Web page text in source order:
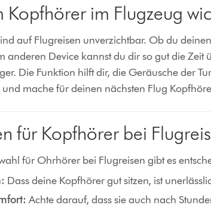
Kopfhörer im Flugzeug
auf Flugreisen unverzichtbar. Ob du
anderen Device kannst du dir so gut die
Die Funktion hilft dir, die Geräusche der
und mache für deinen nächsten Flug
für Kopfhörer bei
für Ohrhörer bei Flugreisen gibt es
Dass deine Kopfhörer gut sitzen, ist
Achte darauf, dass sie auch nach